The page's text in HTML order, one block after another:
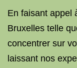
En faisant appel
Bruxelles telle
concentrer sur
laissant nos